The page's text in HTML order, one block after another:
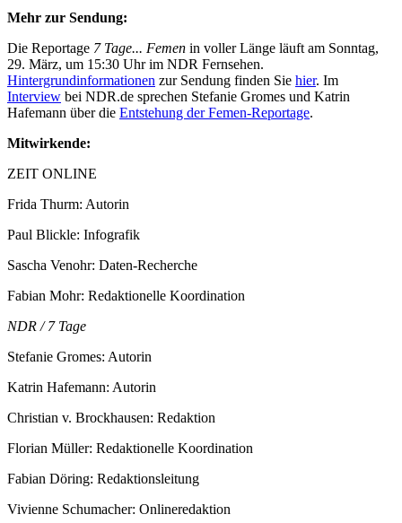
Mehr zur Sendung:
Die Reportage 7 Tage... Femen in voller Länge läuft am Sonntag,
29. März, um 15:30 Uhr im NDR Fernsehen.
Hintergrundinformationen zur Sendung finden Sie hier. Im
Interview bei NDR.de sprechen Stefanie Gromes und Katrin
Hafemann über die Entstehung der Femen-Reportage.
Mitwirkende:
ZEIT ONLINE
Frida Thurm: Autorin
Paul Blickle: Infografik
Sascha Venohr: Daten-Recherche
Fabian Mohr: Redaktionelle Koordination
NDR / 7 Tage
Stefanie Gromes: Autorin
Katrin Hafemann: Autorin
Christian v. Brockhausen: Redaktion
Florian Müller: Redaktionelle Koordination
Fabian Döring: Redaktionsleitung
Vivienne Schumacher: Onlineredaktion